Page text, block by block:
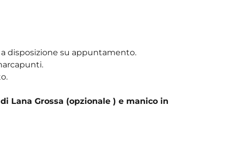
disposizione su appuntamento.
Lana Grossa (opzionale ) e manico in